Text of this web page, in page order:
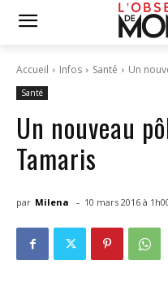
Accueil Infos Santé Un
Santé
Un nouveau
Tamaris
par Milena - 10 mars 2016 à